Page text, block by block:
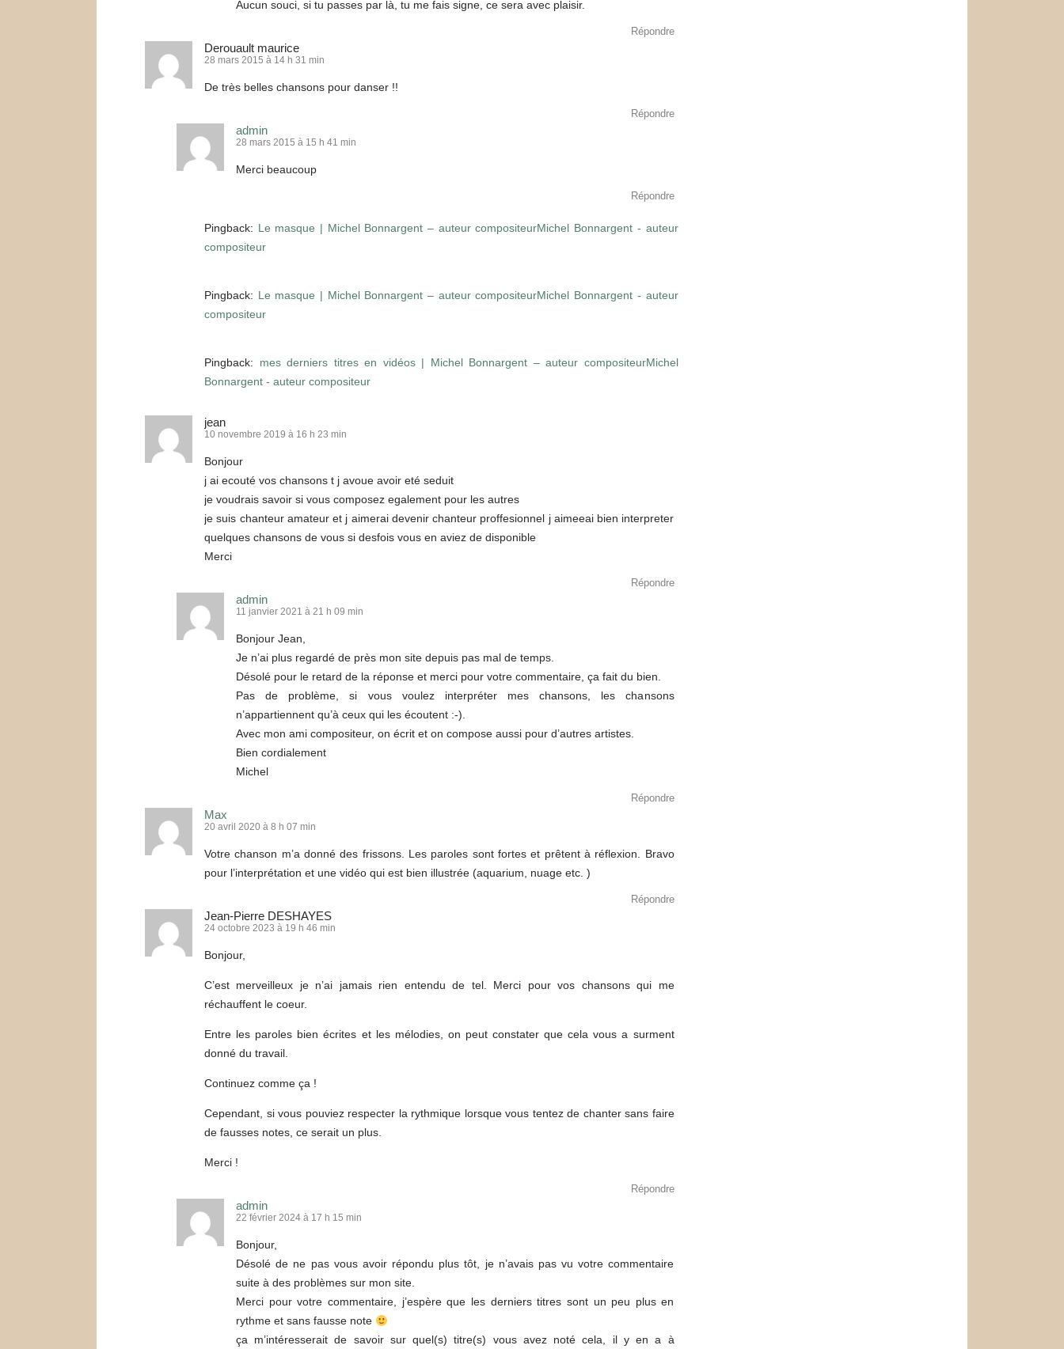
Aucun souci, si tu passes par là, tu me fais signe, ce sera avec plaisir.
Répondre
Derouault maurice
28 mars 2015 à 14 h 31 min
De très belles chansons pour danser !!
Répondre
admin
28 mars 2015 à 15 h 41 min
Merci beaucoup
Répondre
Pingback: Le masque | Michel Bonnargent – auteur compositeurMichel Bonnargent - auteur
compositeur
Pingback: Le masque | Michel Bonnargent – auteur compositeurMichel Bonnargent - auteur
compositeur
Pingback: mes derniers titres en vidéos | Michel Bonnargent – auteur compositeurMichel
Bonnargent - auteur compositeur
jean
10 novembre 2019 à 16 h 23 min
Bonjour
j ai ecouté vos chansons t j avoue avoir eté seduit
je voudrais savoir si vous composez egalement pour les autres
je suis chanteur amateur et j aimerai devenir chanteur proffesionnel j aimeeai bien interpreter
quelques chansons de vous si desfois vous en aviez de disponible
Merci
Répondre
admin
11 janvier 2021 à 21 h 09 min
Bonjour Jean,
Je n’ai plus regardé de près mon site depuis pas mal de temps.
Désolé pour le retard de la réponse et merci pour votre commentaire, ça fait du bien.
Pas de problème, si vous voulez interpréter mes chansons, les chansons
n’appartiennent qu’à ceux qui les écoutent :-).
Avec mon ami compositeur, on écrit et on compose aussi pour d’autres artistes.
Bien cordialement
Michel
Répondre
Max
20 avril 2020 à 8 h 07 min
Votre chanson m’a donné des frissons. Les paroles sont fortes et prêtent à réflexion. Bravo
pour l’interprétation et une vidéo qui est bien illustrée (aquarium, nuage etc. )
Répondre
Jean-Pierre DESHAYES
24 octobre 2023 à 19 h 46 min
Bonjour,
C’est merveilleux je n’ai jamais rien entendu de tel. Merci pour vos chansons qui me
réchauffent le coeur.
Entre les paroles bien écrites et les mélodies, on peut constater que cela vous a surment
donné du travail.
Continuez comme ça !
Cependant, si vous pouviez respecter la rythmique lorsque vous tentez de chanter sans faire
de fausses notes, ce serait un plus.
Merci !
Répondre
admin
22 février 2024 à 17 h 15 min
Bonjour,
Désolé de ne pas vous avoir répondu plus tôt, je n’avais pas vu votre commentaire
suite à des problèmes sur mon site.
Merci pour votre commentaire, j’espère que les derniers titres sont un peu plus en
rythme et sans fausse note
ça m’intéresserait de savoir sur quel(s) titre(s) vous avez noté cela, il y en a à